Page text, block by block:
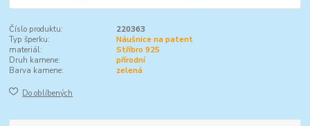
Číslo produktu:
220363
Typ šperku:
Náušnice na patent
materiál:
Stříbro 925
Druh kamene:
přírodní
Barva kamene:
zelená
Do oblíbených